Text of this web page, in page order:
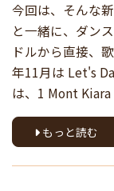
今回は、そんな
と一緒に、ダン
ドルから直接、
年11月は Let's
は、1 Mont
もっと読む